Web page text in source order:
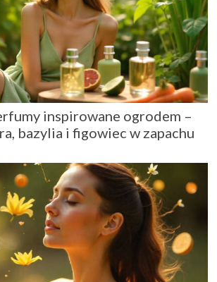
inspirowane ogrodem –
bazylia i figowiec w zapachu